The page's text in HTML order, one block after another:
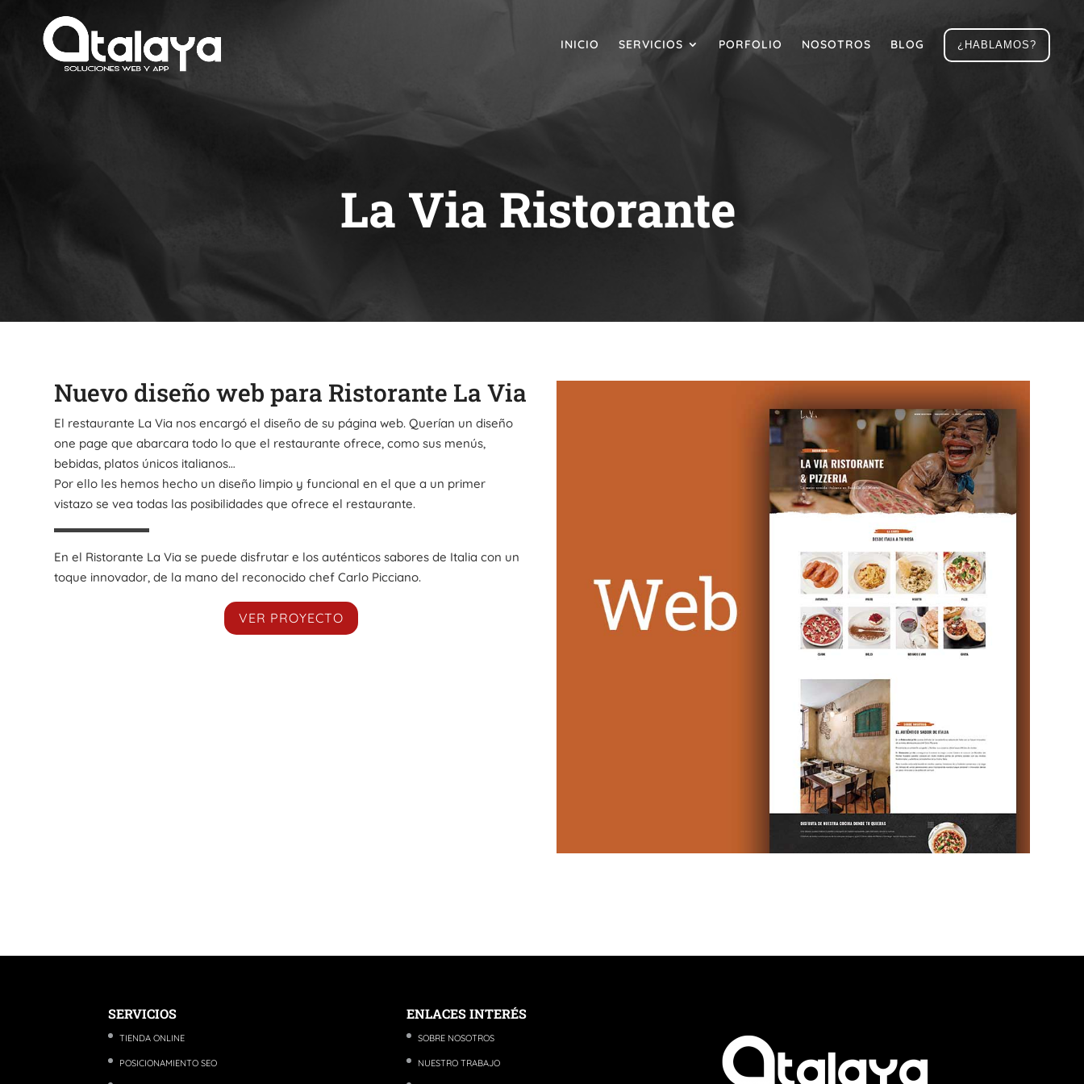
INICIO SERVICIOS PORFOLIO NOSOTROS BLOG ¿HABLAMOS?
La Via Ristorante
Nuevo diseño web para Ristorante La Via
El restaurante La Via nos encargó el diseño de su página web. Querían un diseño
one page que abarcara todo lo que el restaurante ofrece, como sus menús,
bebidas, platos únicos italianos…
Por ello les hemos hecho un diseño limpio y funcional en el que a un primer
vistazo se vea todas las posibilidades que ofrece el restaurante.
En el Ristorante La Via se puede disfrutar e los auténticos sabores de Italia con un
toque innovador, de la mano del reconocido chef Carlo Picciano.
VER PROYECTO
SERVICIOS
TIENDA ONLINE
POSICIONAMIENTO SEO
ENLACES INTERÉS
SOBRE NOSOTROS
NUESTRO TRABAJO